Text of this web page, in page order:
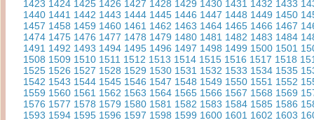
1423 1424 1425 1426 1427 1428 1429 1430 1431 1432 1433
1440 1441 1442 1443 1444 1445 1446 1447 1448 1449 1450
1457 1458 1459 1460 1461 1462 1463 1464 1465 1466 1467
1474 1475 1476 1477 1478 1479 1480 1481 1482 1483 1484
1491 1492 1493 1494 1495 1496 1497 1498 1499 1500 1501
1508 1509 1510 1511 1512 1513 1514 1515 1516 1517 1518
1525 1526 1527 1528 1529 1530 1531 1532 1533 1534 1535
1542 1543 1544 1545 1546 1547 1548 1549 1550 1551 1552
1559 1560 1561 1562 1563 1564 1565 1566 1567 1568 1569
1576 1577 1578 1579 1580 1581 1582 1583 1584 1585 1586
1593 1594 1595 1596 1597 1598 1599 1600 1601 1602 1603